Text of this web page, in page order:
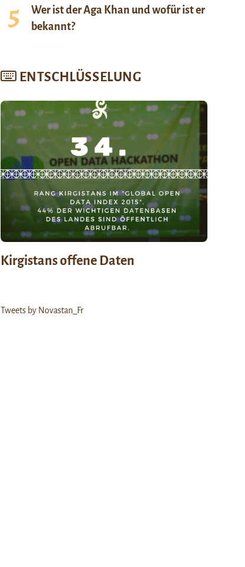
Wer ist der Aga Khan und wofür ist er
bekannt?
ENTSCHLÜSSELUNG
Kirgistans offene Daten
Tweets by Novastan_Fr